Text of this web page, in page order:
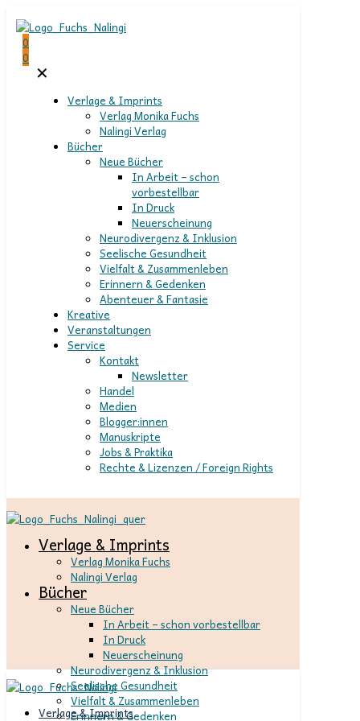
0
0
✕
Verlage & Imprints
Verlag Monika Fuchs
Nalingi Verlag
Bücher
Neue Bücher
In Arbeit – schon
vorbestellbar
In Druck
Neuerscheinung
Neurodivergenz & Inklusion
Seelische Gesundheit
Vielfalt & Zusammenleben
Erinnern & Gedenken
Abenteuer & Fantasie
Kreative
Veranstaltungen
Service
Kontakt
Newsletter
Handel
Medien
Blogger:innen
Manuskripte
Jobs & Praktika
Rechte & Lizenzen / Foreign Rights
Verlage & Imprints
Verlag Monika Fuchs
Nalingi Verlag
Bücher
Neue Bücher
In Arbeit – schon vorbestellbar
In Druck
Neuerscheinung
Neurodivergenz & Inklusion
Seelische Gesundheit
Vielfalt & Zusammenleben
Erinnern & Gedenken
Verlage & Imprints